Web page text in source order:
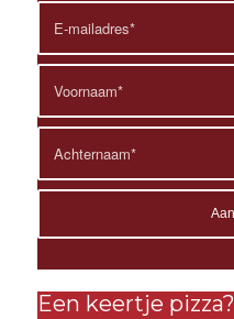
Een keertje pizza?